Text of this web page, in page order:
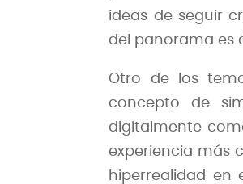
ideas de seguir
del panorama es
Otro de los
concepto de
digitalmente
experiencia más
hiperrealidad en